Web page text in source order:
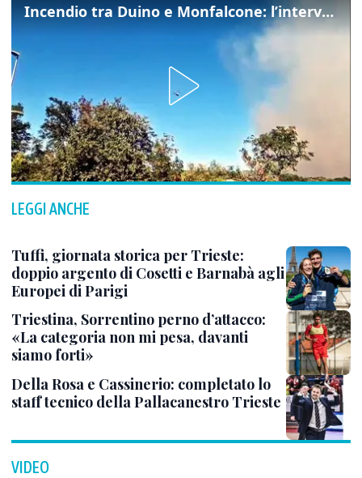
Incendio tra Duino e Monfalcone: l’intervento dei vigili del fuoco
LEGGI ANCHE
Tuffi, giornata storica per Trieste:
doppio argento di Cosetti e Barnabà agli
Europei di Parigi
Triestina, Sorrentino perno d’attacco:
«La categoria non mi pesa, davanti
siamo forti»
Della Rosa e Cassinerio: completato lo
staff tecnico della Pallacanestro Trieste
VIDEO